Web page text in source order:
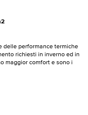
delle performance termiche
richiesti in inverno ed in
maggior comfort e sono i